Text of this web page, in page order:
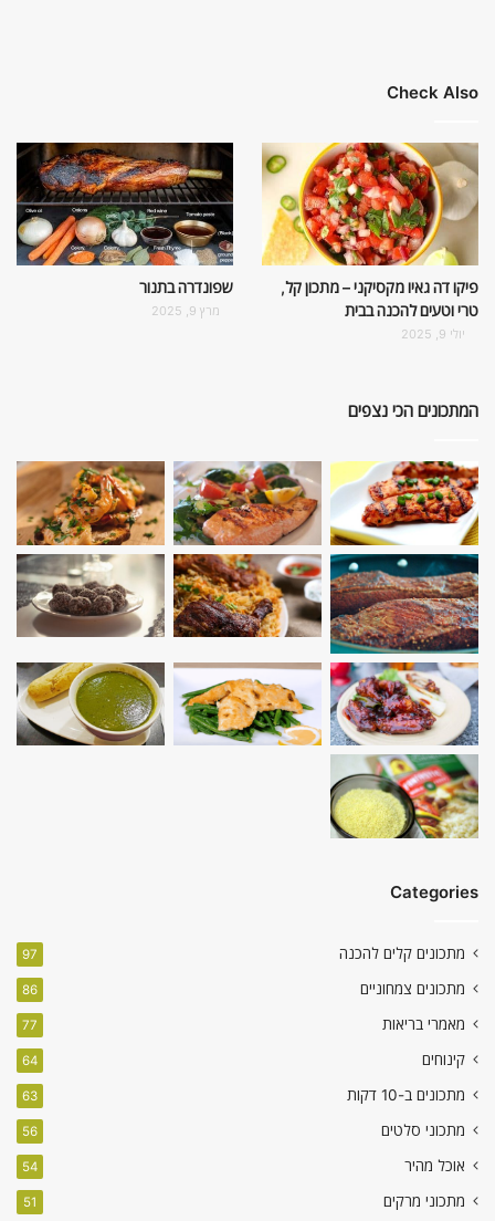
Check Also
פיקו דה גאיו מקסיקני – מתכון קל,
טרי וטעים להכנה בבית
יולי 9, 2025
שפונדרה בתנור
מרץ 9, 2025
המתכונים הכי נצפים
Categories
מתכונים קלים להכנה 97
מתכונים צמחוניים 86
מאמרי בריאות 77
קינוחים 64
מתכונים ב-10 דקות 63
מתכוני סלטים 56
אוכל מהיר 54
מתכוני מרקים 51